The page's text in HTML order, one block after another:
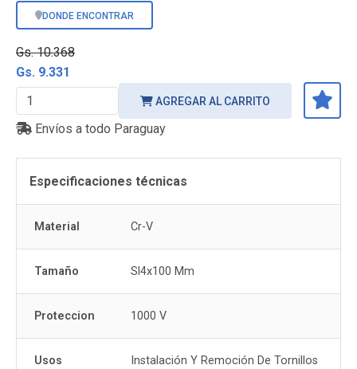
DONDE ENCONTRAR
Gs. 10.368
Gs. 9.331
AGREGAR AL CARRITO
Envíos a todo Paraguay
Especificaciones técnicas
Material Cr-V
Tamaño Sl4x100 Mm
Proteccion 1000 V
Usos
Instalación Y Remoción De Tornillos